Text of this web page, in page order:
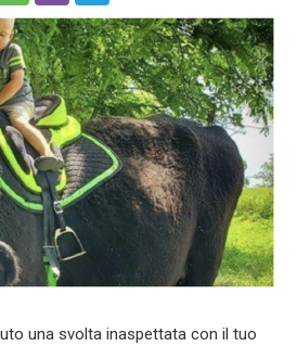
una svolta inaspettata con il tuo